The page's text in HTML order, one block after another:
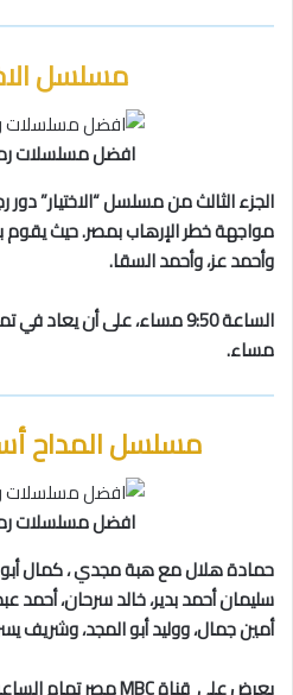
مسلسل
افضل مسلسلات
الجزء الثالث من مسلسل “الاختيار”
مواجهة خطر الإرهاب بمصر. حيث يقوم
وأحمد عز، وأحمد السقا.
مساء.
مسلسل المداح
افضل مسلسلات
حمادة هلال مع هبة مجدي ، كمال أبو
سليمان أحمد بدير، خالد سرحان، أحمد
أمين جمال، ووليد أبو المجد، وشريف